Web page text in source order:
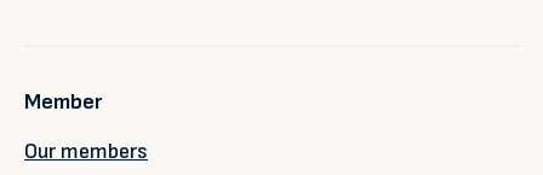
Member
Our members